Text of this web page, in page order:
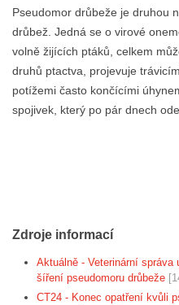
Pseudomor drůbeže je druhou
drůbež. Jedná se o virové
volně žijících ptáků, celkem
druhů ptactva, projevuje
potížemi často končícími
spojivek, který po pár dnech
Zdroje informací
Aktuálně - Veterinární
šíření pseudomoru drůbeže
CT24 - Konec opatření kvůli